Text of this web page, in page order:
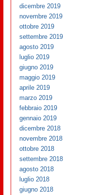
dicembre 2019
novembre 2019
ottobre 2019
settembre 2019
agosto 2019
luglio 2019
giugno 2019
maggio 2019
aprile 2019
marzo 2019
febbraio 2019
gennaio 2019
dicembre 2018
novembre 2018
ottobre 2018
settembre 2018
agosto 2018
luglio 2018
giugno 2018